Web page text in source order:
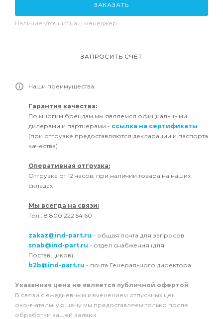
ЗАКАЗАТЬ
Наличие уточнит наш менеджер
ЗАПРОСИТЬ СЧЕТ
Наши преимущества:
Гарантия качества:
По многим брендам мы являемся официальными
дилерами и партнерами - ссылка на сертификаты
(при отгрузке предоставляются декларации и паспорта
качества)
Оперативная отгрузка:
Отгрузка от 12 часов, при наличии товара на наших
складах
Мы всегда на связи:
Тел.: 8 800 222 54 60
zakaz@ind-part.ru - общая почта для запросов
snab@ind-part.ru - отдел снабжения (для
Поставщиков)
b2b@ind-part.ru - почта Генерального директора
Указанная цена не является публичной офертой
В связи с ежедневным изменением отпускных цен
окончательную цену мы предоставляем только после
обработки вашей заявки.